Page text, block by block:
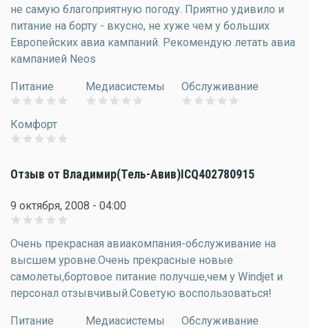
не самую благоприятную погоду. Приятно удивило и
питание на борту - вкусно, не хуже чем у больших
Европейских авиа кампаний. Рекомендую летать авиа
кампанией Neos
Питание Медиасистемы Обслуживание
Комфорт
Отзыв от Владимир(Тель-Авив)ICQ402780915
9 октября, 2008 - 04:00
Очень прекрасная авиакомпания-обслуживание на
высшем уровне.Очень прекрасные новые
самолеты,бортовое питание получше,чем у Windjet и
персонал отзывчивый.Советую воспользоваться!
Питание Медиасистемы Обслуживание